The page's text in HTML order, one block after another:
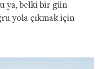
ya, belki bir gün
yola çıkmak için